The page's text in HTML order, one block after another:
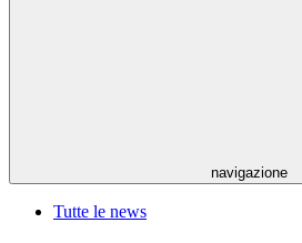
navigazione
Tutte le news